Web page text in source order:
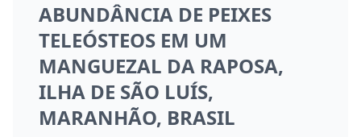
ABUNDÂNCIA DE PEIXES
TELEÓSTEOS EM UM
MANGUEZAL DA RAPOSA,
ILHA DE SÃO LUÍS,
MARANHÃO, BRASIL